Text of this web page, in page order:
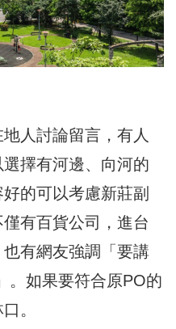
人討論留言，有人
擇有河邊、向河的
的可以考慮新莊副
僅有百貨公司，進台
有網友強調「要講
。如果要符合原PO的
。